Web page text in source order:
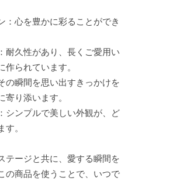
：心を豊かに彩ることができ
耐久性があり、長くご愛用い
作られています。
の瞬間を思い出すきっかけを
寄り添います。
シンプルで美しい外観が、ど
す。
テージと共に、愛する瞬間を
の商品を使うことで、いつで